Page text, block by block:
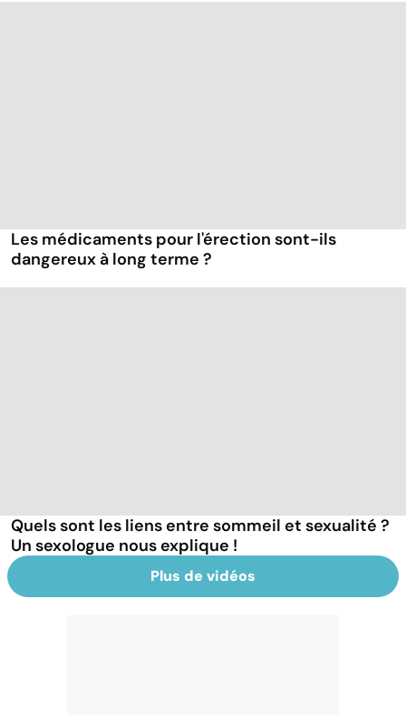
Les médicaments pour l'érection sont-ils
dangereux à long terme ?
Quels sont les liens entre sommeil et sexualité ?
Un sexologue nous explique !
Plus de vidéos